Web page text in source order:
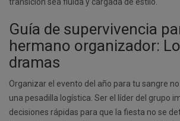
Guía de supervivencia
hermano organizador:
dramas
Organizar el evento del año para tu sangre
una pesadilla logística. Ser el líder del grupo
decisiones rápidas para que la fiesta no se